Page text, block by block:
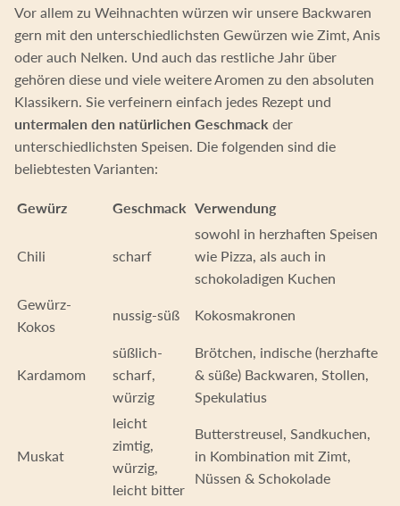
Vor allem zu Weihnachten würzen wir unsere Backwaren
gern mit den unterschiedlichsten Gewürzen wie Zimt, Anis
oder auch Nelken. Und auch das restliche Jahr über
gehören diese und viele weitere Aromen zu den absoluten
Klassikern. Sie verfeinern einfach jedes Rezept und
untermalen den natürlichen Geschmack der
unterschiedlichsten Speisen. Die folgenden sind die
beliebtesten Varianten:
Gewürz Geschmack Verwendung
Chili scharf
sowohl in herzhaften Speisen
wie Pizza, als auch in
schokoladigen Kuchen
Gewürz-
Kokos
nussig-süß Kokosmakronen
Kardamom
süßlich-
scharf,
würzig
Brötchen, indische (herzhafte
& süße) Backwaren, Stollen,
Spekulatius
Muskat
leicht
zimtig,
würzig,
leicht bitter
Butterstreusel, Sandkuchen,
in Kombination mit Zimt,
Nüssen & Schokolade